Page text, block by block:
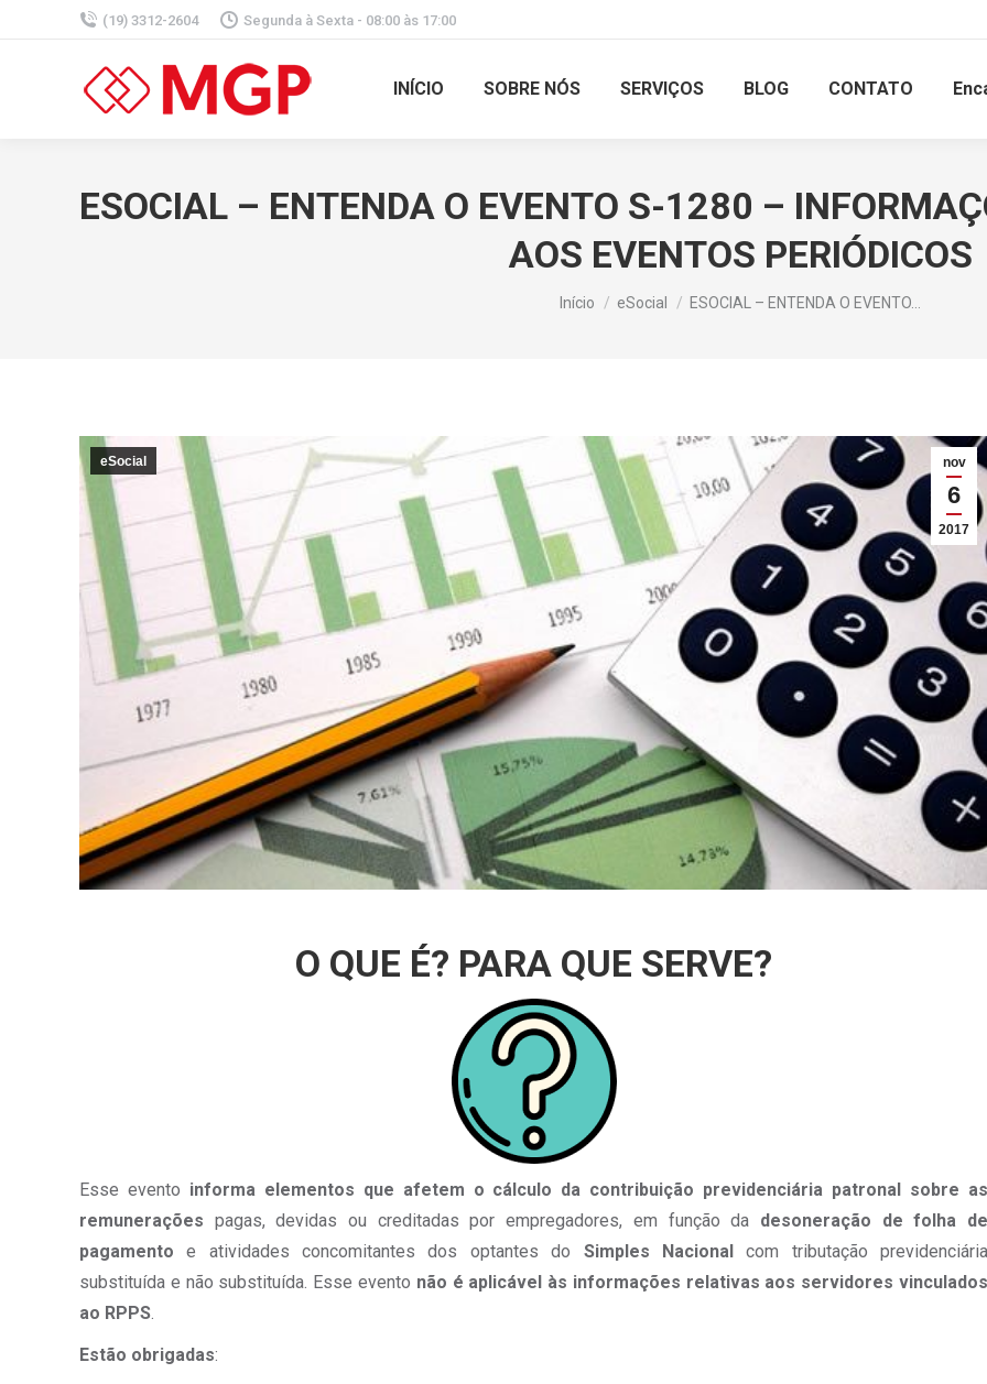
(19) 3312-2604 Segunda à Sexta - 08:00 às 17:00
INÍCIO SOBRE NÓS SERVIÇOS BLOG CONTATO
ESOCIAL – ENTENDA O EVENTO S-1280 –
AOS EVENTOS PERIÓDICOS
Você está aqui:
Início eSocial ESOCIAL – ENTENDA O EVENTO…
nov
6
2017
eSocial
O QUE É? PARA QUE SERVE?
Esse evento informa elementos que afetem o cálculo da contribuição previdenciária patronal sobre as
remunerações pagas, devidas ou creditadas por empregadores, em função da desoneração de folha de
pagamento e atividades concomitantes dos optantes do Simples Nacionalcom tributação previdenciária
substituída e não substituída. Esse evento não é aplicável às informações relativas aos servidores vinculados
ao RPPS
Estão obrigadas: